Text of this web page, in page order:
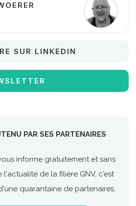
SUR LINKEDIN
PAR SES PARTENAIRES
informe gratuitement et sans
de la filière GNV, c'est
quarantaine de partenaires.